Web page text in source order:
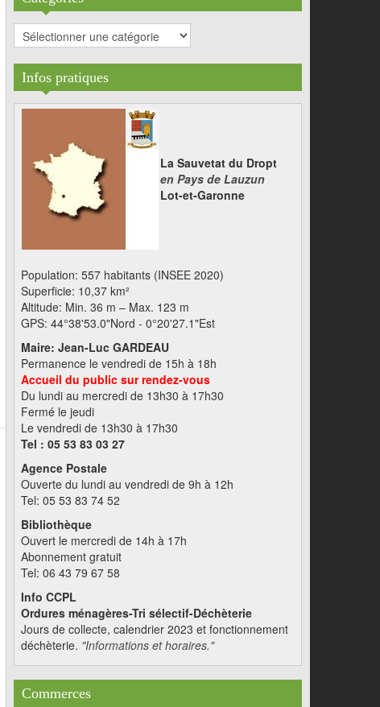
Catégories
Infos pratiques
La Sauvetat du Dropt
en Pays de Lauzun
Lot-et-Garonne
Population: 557 habitants (INSEE 2020)
Superficie: 10,37 km²
Altitude: Min. 36 m – Max. 123 m
GPS: 44°38'53.0"Nord - 0°20'27.1"Est
Maire: Jean-Luc GARDEAU
Permanence le vendredi de 15h à 18h
Accueil du public sur rendez-vous
Du lundi au mercredi de 13h30 à 17h30
Fermé le jeudi
Le vendredi de 13h30 à 17h30
Tel : 05 53 83 03 27
Agence Postale
Ouverte du lundi au vendredi de 9h à 12h
Tel: 05 53 83 74 52
Bibliothèque
Ouvert le mercredi de 14h à 17h
Abonnement gratuit
Tel: 06 43 79 67 58
Info CCPL
Ordures ménagères-Tri sélectif-Déchèterie
Jours de collecte, calendrier 2023 et fonctionnement
déchèterie. "Informations et horaires."
Commerces